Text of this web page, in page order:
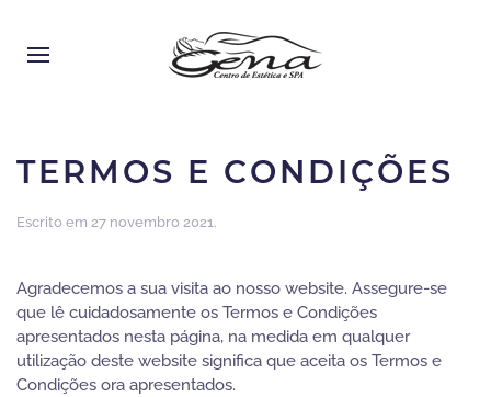
TERMOS E CONDIÇÕES
Escrito em 27 novembro 2021.
Agradecemos a sua visita ao nosso website. Assegure-se
que lê cuidadosamente os Termos e Condições
apresentados nesta página, na medida em qualquer
utilização deste website significa que aceita os Termos e
Condições ora apresentados.